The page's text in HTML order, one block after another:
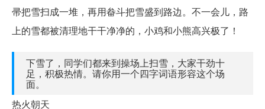
帚把雪扫成一堆，再用畚斗把雪盛到路边。不一会儿，路
上的雪都被清理地干干净净的，小鸡和小熊高兴极了！
下雪了，同学们都来到操场上扫雪，大家干劲十
足，积极热情。请你用一个四字词语形容这个场
面。
热火朝天